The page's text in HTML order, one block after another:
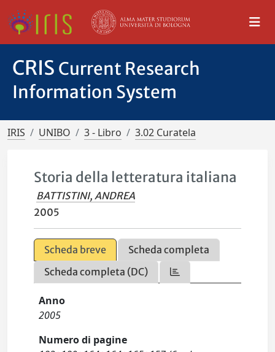
CRIS Current Research
Information System
IRIS UNIBO 3 - Libro 3.02 Curatela
Storia della letteratura italiana
BATTISTINI, ANDREA
2005
Scheda breve
Scheda completa
Scheda completa (DC)
Anno
2005
Numero di pagine